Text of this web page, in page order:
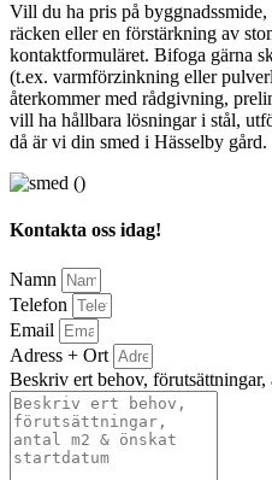
Vill du ha pris på byggnadssmide,
räcken eller en förstärkning av
kontaktformuläret. Bifoga gärna
(t.ex. varmförzinkning eller
återkommer med rådgivning,
vill ha hållbara lösningar i stål,
då är vi din smed i Hässelby gård.
Kontakta oss idag!
Namn
Telefon
Email
Adress + Ort
Beskriv ert behov,